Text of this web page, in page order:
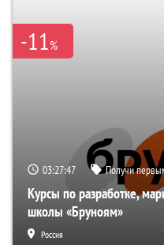
-11%
03:27:46 Получи
Курсы по разработке,
школы «Бруноям»
Россия